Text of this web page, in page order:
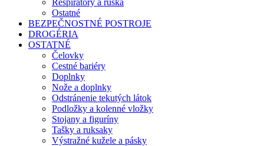
Ostatné
BEZPEČNOSTNÉ POSTROJE
DROGÉRIA
OSTATNÉ
Čelovky
Cestné bariéry
Doplnky
Nože a doplnky
Odstránenie tekutých látok
Podložky a kolenné vložky
Stojany a figuríny
Tašky a ruksaky
Výstražné kužele a pásky